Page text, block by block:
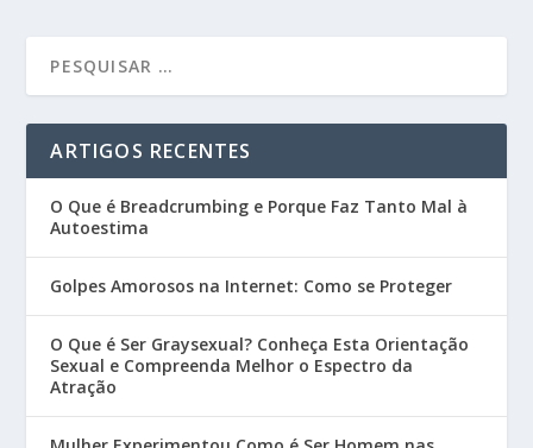
ARTIGOS RECENTES
O Que é Breadcrumbing e Porque Faz Tanto Mal à
Autoestima
Golpes Amorosos na Internet: Como se Proteger
O Que é Ser Graysexual? Conheça Esta Orientação
Sexual e Compreenda Melhor o Espectro da
Atração